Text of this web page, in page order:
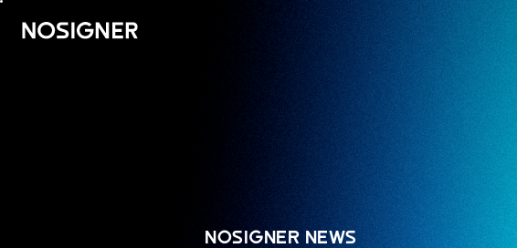
หน้าหลัก
NOSIGNER NEWS